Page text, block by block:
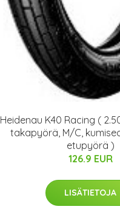
Heidenau K40 Racing (
takapyörä, M/C,
etupyörä )
126.9 EUR
LISÄTIETOJA